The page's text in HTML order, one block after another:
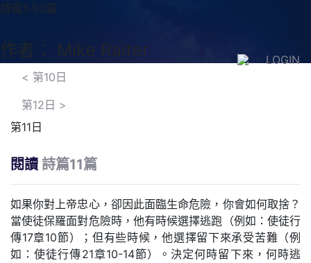
LOGIN
詩篇1-50篇
作者： Mike Raiter
< 第10日
第12日 >
第11日
閱讀 詩篇11篇
如果你對上帝忠心，卻因此面臨生命危險，你會如何取捨？
當使徒保羅面對危險時，他有時候選擇逃跑（例如：使徒行
傳17章10節）；但有些時候，他選擇留下來承受苦難（例
如：使徒行傳21章10-14節）。決定何時留下來，何時逃